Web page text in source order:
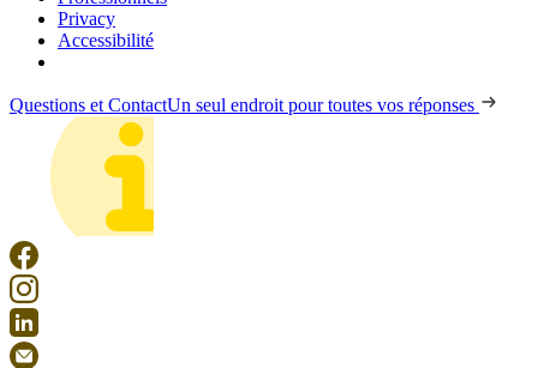
Privacy
Accessibilité
Questions et ContactUn seul endroit pour toutes vos réponses